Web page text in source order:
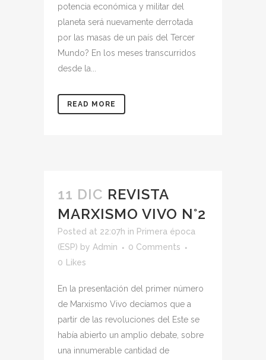
potencia económica y militar del
planeta será nuevamente derrotada
por las masas de un país del Tercer
Mundo? En los meses transcurridos
desde la...
READ MORE
11 DIC REVISTA
MARXISMO VIVO N°2
Posted at 22:07h in Primera época
(ESP) by Admin
0 Comments
0
Likes
En la presentación del primer número
de Marxismo Vivo decíamos que a
partir de las revoluciones del Este se
había abierto un amplio debate, sobre
una innumerable cantidad de